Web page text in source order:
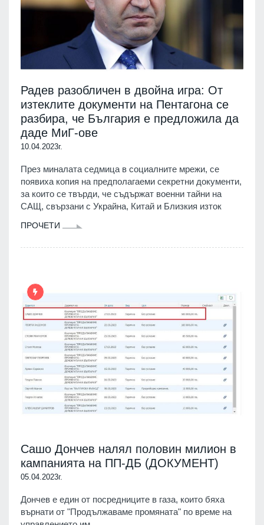
Радев разобличен в двойна игра: От
изтеклите документи на Пентагона се
разбира, че България е предложила да
даде МиГ-ове
10.04.2023г.
През миналата седмица в социалните мрежи, се
появиха копия на предполагаеми секретни документи,
за които се твърди, че съдържат военни тайни на
САЩ, свързани с Украйна, Китай и Близкия изток
ПРОЧЕТИ
Сашо Дончев налял половин милион в
кампанията на ПП-ДБ (ДОКУМЕНТ)
05.04.2023г.
Дончев е един от посредниците в газа, които бяха
върнати от "Продължаваме промяната" по време на